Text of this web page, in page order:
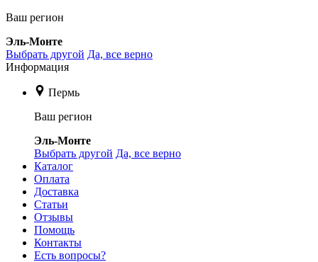
Ваш регион
Эль-Монте
Выбрать другой Да, все верно
Информация
Пермь
Ваш регион
Эль-Монте
Выбрать другой Да, все верно
Каталог
Оплата
Доставка
Статьи
Отзывы
Помощь
Контакты
Есть вопросы?